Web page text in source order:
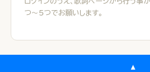
つ～５つでお願いします。
▲